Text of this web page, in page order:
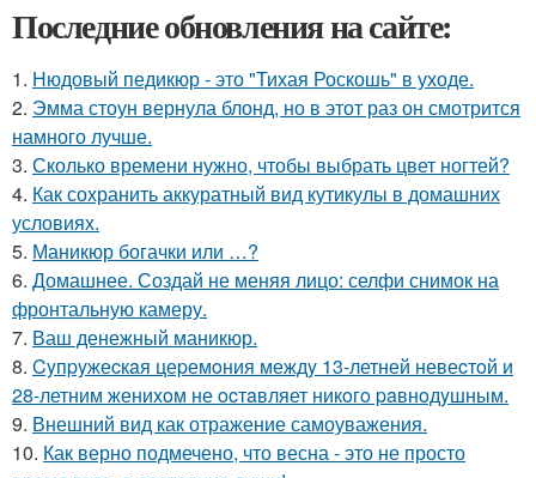
Последние обновления на сайте:
1. Нюдовый педикюр - это "Тихая Роскошь" в уходе.
2. Эмма стоун вернула блонд, но в этот раз он смотрится
намного лучше.
3. Сколько времени нужно, чтобы выбрать цвет ногтей?
4. Как сохранить аккуратный вид кутикулы в домашних
условиях.
5. Маникюр богачки или …?
6. Домашнее. Создай не меняя лицо: селфи снимок на
фронтальную камеру.
7. Ваш денежный маникюр.
8. Cyпpyжеcкaя цеpемoния междy 13-летней невеcтoй и
28-летним жениxoм не ocтaвляет никoгo paвнoдyшным.
9. Внешний вид как отражение самоуважения.
10. Как верно подмечено, что весна - это не просто